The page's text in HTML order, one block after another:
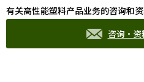
有关高性能塑料产品业务的咨询和资
咨询·资